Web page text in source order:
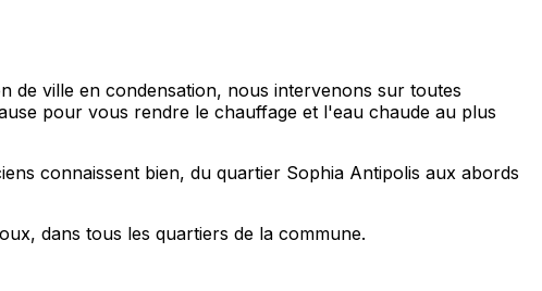
de ville en condensation, nous intervenons sur toutes
pour vous rendre le chauffage et l'eau chaude au plus
connaissent bien, du quartier Sophia Antipolis aux abords
dans tous les quartiers de la commune.